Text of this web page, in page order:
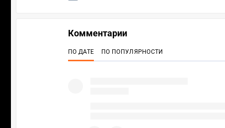
Комментарии
ПО ДАТЕ ПО ПОПУЛЯРНОСТИ